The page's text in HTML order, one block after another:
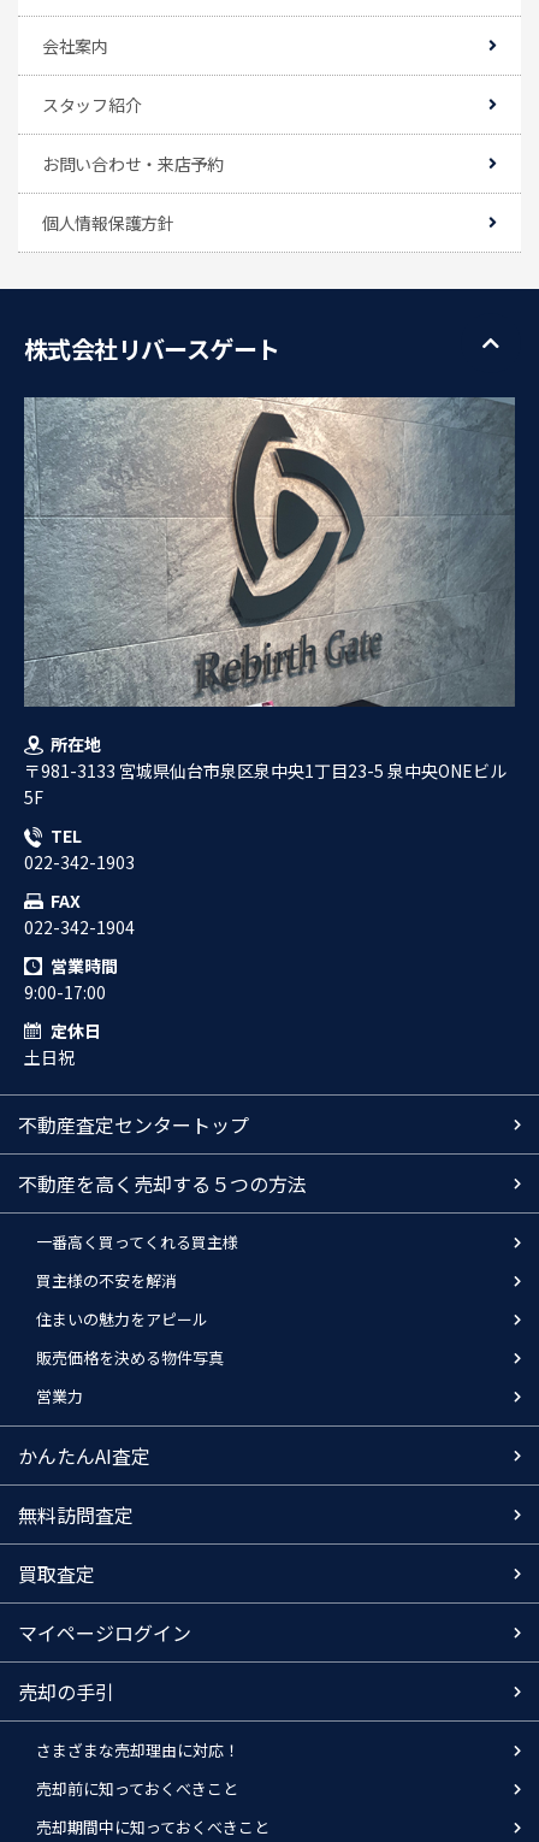
会社案内
スタッフ紹介
お問い合わせ・来店予約
個人情報保護方針
株式会社リバースゲート
所在地
〒981-3133 宮城県仙台市泉区泉中央1丁目23-5 泉中央ONEビル
5F
TEL
022-342-1903
FAX
022-342-1904
営業時間
9:00-17:00
定休日
土日祝
不動産査定センタートップ
不動産を高く売却する５つの方法
一番高く買ってくれる買主様
買主様の不安を解消
住まいの魅力をアピール
販売価格を決める物件写真
営業力
かんたんAI査定
無料訪問査定
買取査定
マイページログイン
売却の手引
さまざまな売却理由に対応！
売却前に知っておくべきこと
売却期間中に知っておくべきこと